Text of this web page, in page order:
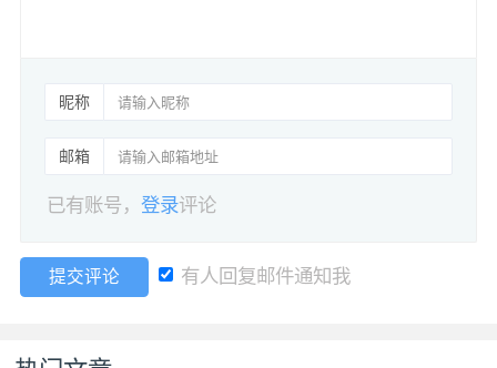
昵称
邮箱
已有账号，登录评论
提交评论 有人回复邮件通知我